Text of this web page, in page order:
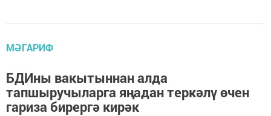
МӘГАРИФ
БДИны вакытыннан алда
тапшыручыларга яңадан теркәлү өчен
гариза бирергә кирәк